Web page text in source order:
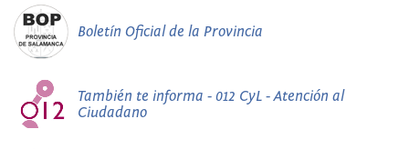
Boletín Oficial de la Provincia
También te informa - 012 CyL - Atención al
Ciudadano